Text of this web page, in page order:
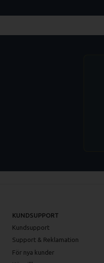
KUNDSUPPORT
Kundsupport
Support & Reklamation
För nya kunder